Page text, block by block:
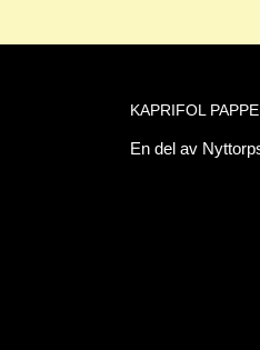
KAPRIFOL
En del av